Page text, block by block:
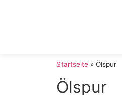
Startseite » Ölspur
Ölspur